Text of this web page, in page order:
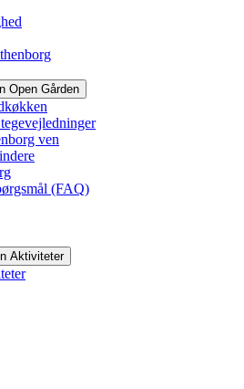
Open Gården
ven
(FAQ)
Aktiviteter